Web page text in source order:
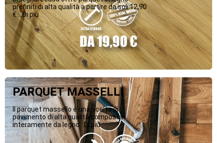
prefiniti di alta qualità a partire da soli 12,90
€....Di più
PARQUET MASSELLI
Il parquet massello è una scelta di
pavimento di alta qualità composta
interamente da legno...Di più